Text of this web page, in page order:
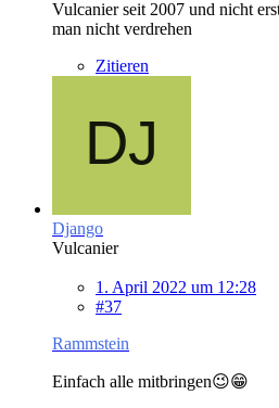
Vulcanier seit 2007 und nicht
man nicht verdrehen
Zitieren
Django
Vulcanier
1. April 2022 um 12:28
#37
Rammstein
Einfach alle mitbringen😉😁